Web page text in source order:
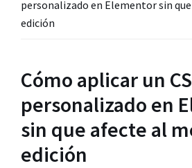
personalizado en Elementor sin
edición
Cómo aplicar un
personalizado en
sin que afecte al
edición